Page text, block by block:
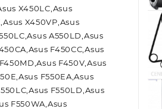
X450LC,Asus
X450VP,Asus
A550LD,Asus
F450CC,Asus
F450V,Asus
F550EA,Asus
F550LD,Asus
F550WA,Asus